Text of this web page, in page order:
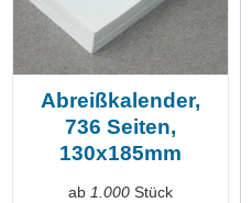
Abreißkalender,
736 Seiten,
130x185mm
ab 1.000 Stück